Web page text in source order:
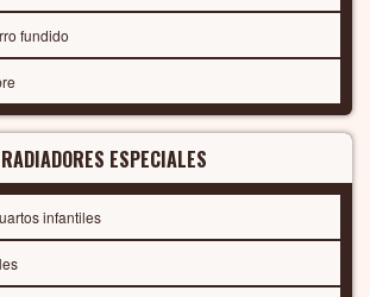
fundido
RADIADORES ESPECIALES
infantiles